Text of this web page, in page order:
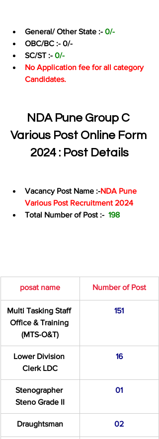
General/ Other State :- 0/-
OBC/BC :- 0/-
SC/ST :- 0/-
No Application fee for all category
Candidates.
NDA Pune Group C
Various Post Online Form
2024 : Post Details
Vacancy Post Name :-NDA Pune
Various Post Recruitment 2024
Total Number of Post :- 198
posat name Number of Post
Multi Tasking Staff
Office & Training
(MTS-O&T)
151
Lower Division
Clerk LDC
16
Stenographer
Steno Grade II
01
Draughtsman 02